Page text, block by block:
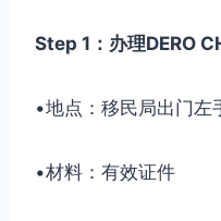
Step 1：办理DERO
•地点：移民局出门左
•材料：有效证件